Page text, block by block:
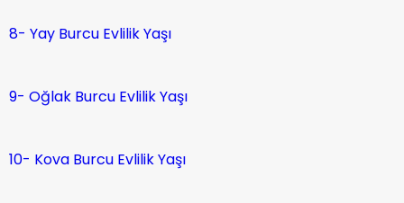
8- Yay Burcu Evlilik Yaşı
9- Oğlak Burcu Evlilik Yaşı
10- Kova Burcu Evlilik Yaşı